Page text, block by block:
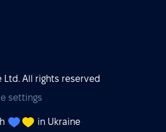
All rights reserved
settings
in Ukraine